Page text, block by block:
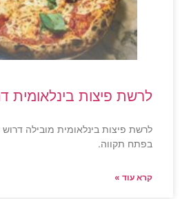
לרשת פיצות בינלאומית
לרשת פיצות בינלאומית מובילה דרוש
בפתח תקווה.
קרא עוד »